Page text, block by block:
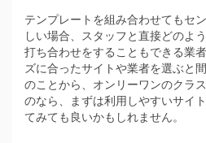
テンプレートを組み合わせてもセ
しい場合、スタッフと直接どのよ
打ち合わせをすることもできる業
ズに合ったサイトや業者を選ぶと
のことから、オンリーワンのクラ
のなら、まずは利用しやすいサイ
てみても良いかもしれません。